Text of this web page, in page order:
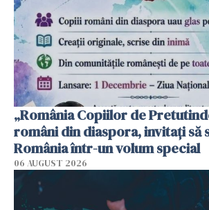
„România Copiilor de
români din diaspora, invitați să
România într-un volum special
06 AUGUST 2026